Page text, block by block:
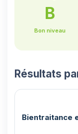
B
Bon niveau
Résultats
Bientraitance